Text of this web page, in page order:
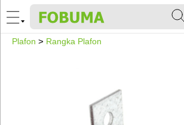
Plafon > Rangka Plafon